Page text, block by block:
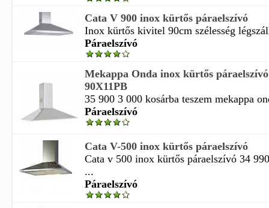
Cata V 900 inox kürtős páraelszívó
Inox kürtős kivitel 90cm szélesség
Páraelszívó
Mekappa Onda inox kürtős
90X11PB
35 900 3 000 kosárba teszem mekappa
Páraelszívó
Cata V-500 inox kürtős páraelszívó
Cata v 500 inox kürtős páraelszívó 34
...
Páraelszívó